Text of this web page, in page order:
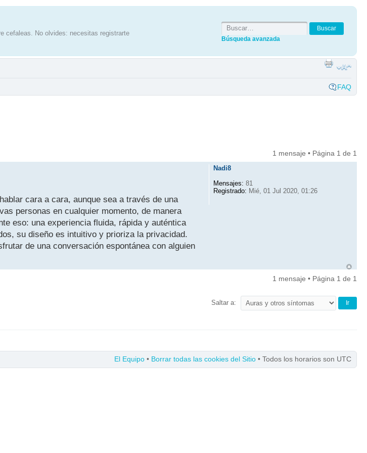
cefaleas. No olvides: necesitas registrarte
Búsqueda avanzada
FAQ
1 mensaje • Página 1 de 1
cara a cara, aunque sea a través de una
personas en cualquier momento, de manera
eso: una experiencia fluida, rápida y auténtica
su diseño es intuitivo y prioriza la privacidad.
de una conversación espontánea con alguien
Nadi8
Mensajes: 81
Registrado: Mié, 01 Jul 2020, 01:26
1 mensaje • Página 1 de 1
Saltar a:
El Equipo • Borrar todas las cookies del Sitio • Todos los horarios son UTC